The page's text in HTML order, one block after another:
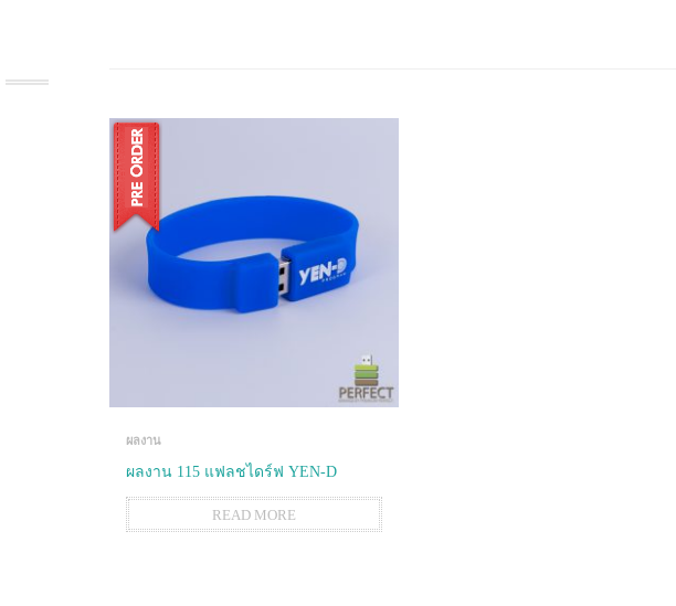
ผลงาน
ผลงาน 115 แฟลชไดร์ฟ YEN-D
READ MORE